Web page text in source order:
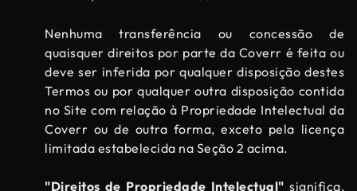
Nenhuma transferência ou concessão de
quaisquer direitos por parte da Coverr é feita ou
deve ser inferida por qualquer disposição destes
Termos ou por qualquer outra disposição contida
no Site com relação à Propriedade Intelectual da
Coverr ou de outra forma, exceto pela licença
limitada estabelecida na Seção 2 acima.
"Direitos de Propriedade Intelectual" significa,